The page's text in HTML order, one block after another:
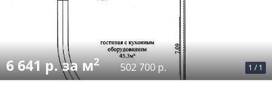
1 / 1
6 641 р. за м2 502 700 р.